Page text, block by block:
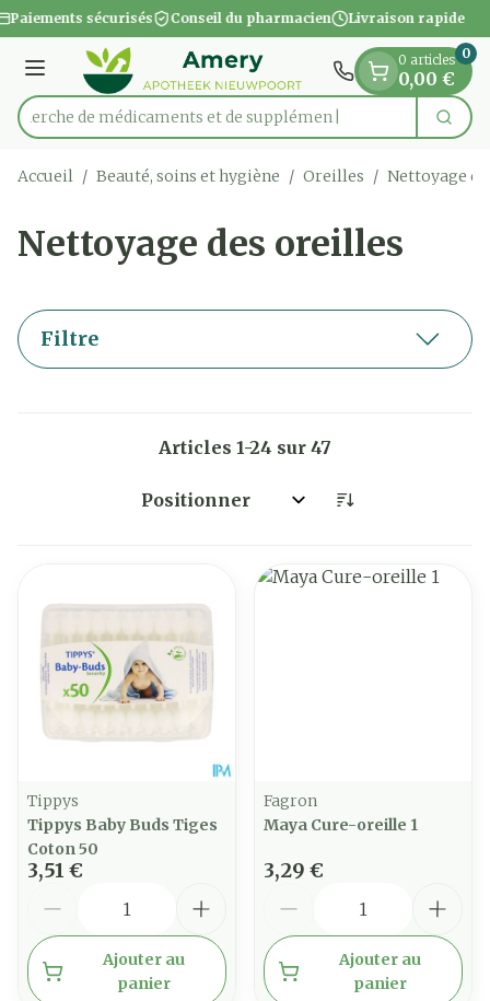
Aller au contenu
1 de 1
Paiements sécurisés Conseil du pharmacien Livraison rapide
Menu
Rechercher
Recherche de médicam
0 articles
0,00 €
0
Accueil / Beauté, soins et hygiène / Oreilles / Nettoyage
Nettoyage des oreilles
Filtre
Articles 1-24 sur 47
Trier par:
Tippys
Tippys Baby Buds Tiges
Coton 50
3,51 €
Ajouter au
panier
Fagron
Maya Cure-oreille 1
3,29 €
Ajouter au
panier